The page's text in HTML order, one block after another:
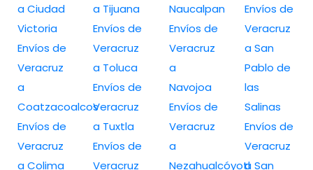
a Ciudad
Victoria
Envíos de
Veracruz
a
Coatzacoalcos
Envíos de
Veracruz
a Colima
a Tijuana
Envíos de
Veracruz
a Toluca
Envíos de
Veracruz
a Tuxtla
Envíos de
Veracruz
Naucalpan
Envíos de
Veracruz
a
Navojoa
Envíos de
Veracruz
a
Nezahualcóyotl
Envíos de
Veracruz
a San
Pablo de
las
Salinas
Envíos de
Veracruz
a San